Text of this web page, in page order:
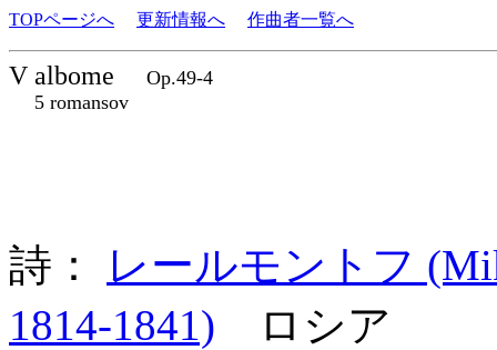
TOPページへ 更新情報へ 作曲者一覧へ
V albome
Op.49-4
5 romansov
詩：
レールモントフ
1814-1841) ロシア